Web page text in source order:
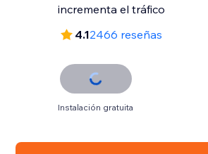
incrementa el tráfico
4.12466 reseñas
Instalación gratuita